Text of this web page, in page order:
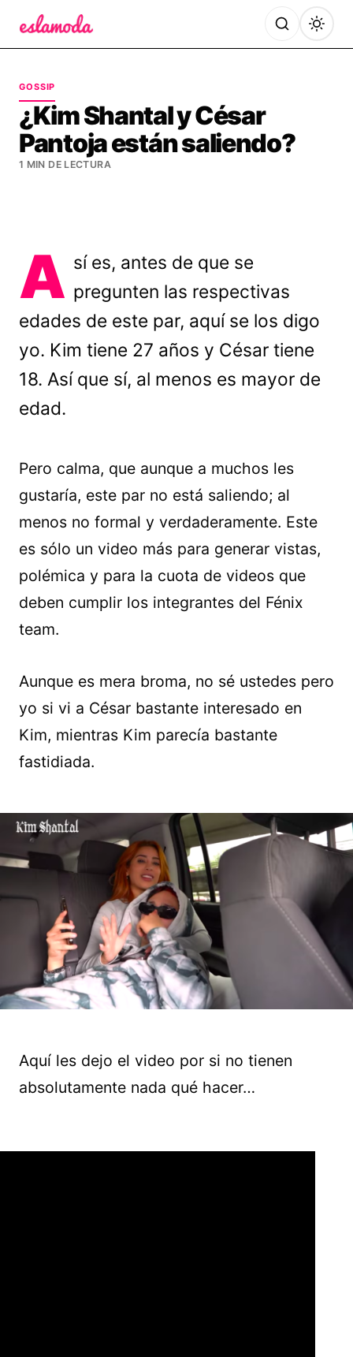
GOSSIP
¿Kim Shantal y César
Pantoja están saliendo?
1 MIN DE LECTURA
A sí es, antes de que se
pregunten las respectivas
edades de este par, aquí se los digo
yo. Kim tiene 27 años y César tiene
18. Así que sí, al menos es mayor de
edad.
Pero calma, que aunque a muchos les
gustaría, este par no está saliendo; al
menos no formal y verdaderamente. Este
es sólo un video más para generar vistas,
polémica y para la cuota de videos que
deben cumplir los integrantes del Fénix
team.
Aunque es mera broma, no sé ustedes pero
yo si vi a César bastante interesado en
Kim, mientras Kim parecía bastante
fastidiada.
Aquí les dejo el video por si no tienen
absolutamente nada qué hacer…